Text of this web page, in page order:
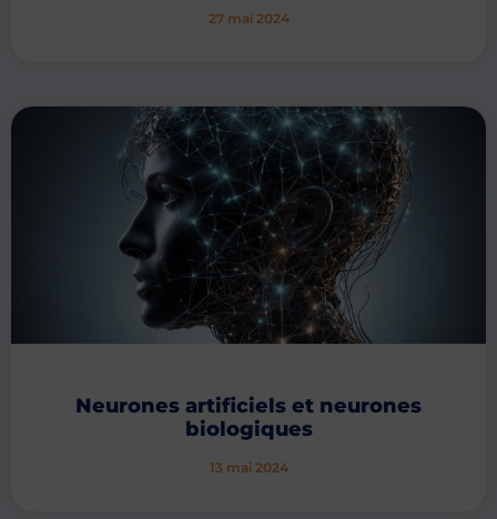
27 mai 2024
Neurones artificiels et neurones
biologiques
13 mai 2024